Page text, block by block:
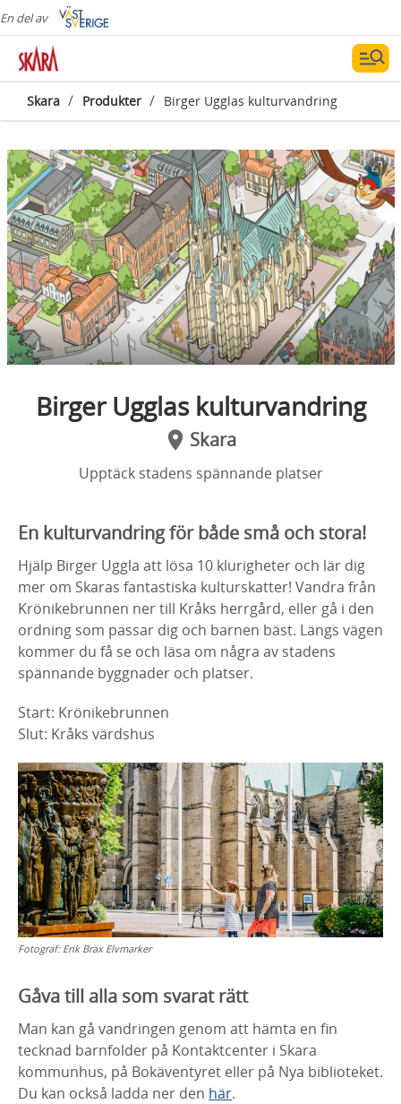
En del av
Skara / Produkter / Birger Ugglas kulturvandring
Birger Ugglas kulturvandring
Skara
Upptäck stadens spännande platser
En kulturvandring för både små och stora!
Hjälp Birger Uggla att lösa 10 klurigheter och lär dig
mer om Skaras fantastiska kulturskatter! Vandra från
Krönikebrunnen ner till Kråks herrgård, eller gå i den
ordning som passar dig och barnen bäst. Längs vägen
kommer du få se och läsa om några av stadens
spännande byggnader och platser.
Start: Krönikebrunnen
Slut: Kråks värdshus
Fotograf: Erik Brax Elvmarker
Gåva till alla som svarat rätt
Man kan gå vandringen genom att hämta en fin
tecknad barnfolder på Kontaktcenter i Skara
kommunhus, på Bokäventyret eller på Nya biblioteket.
Du kan också ladda ner den här.